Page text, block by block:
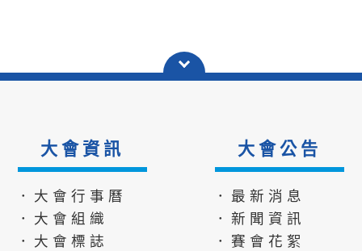
大會資訊
．大會行事曆
．大會組織
．大會標誌
大會公告
．最新消息
．新聞資訊
．賽會花絮